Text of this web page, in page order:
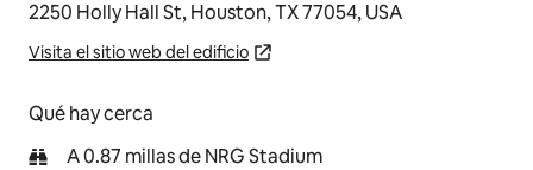
2250 Holly Hall St, Houston, TX 77054, USA
Visita el sitio web del edificio
Qué hay cerca
A 0.87 millas de NRG Stadium